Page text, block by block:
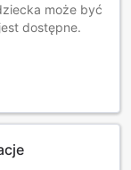
może być
dostępne.
jak osoby
od